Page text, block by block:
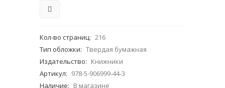
Кол-во страниц: 216
Тип обложки: Твердая бумажная
Издательство: Книжники
Артикул: 978-5-906999-44-3
Наличие: В магазине